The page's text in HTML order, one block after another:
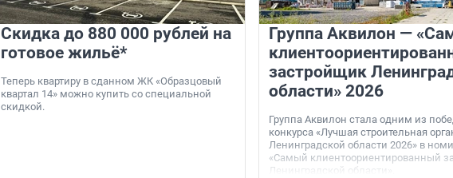
Скидка до 880 000 рублей на
готовое жильё*
Теперь квартиру в сданном ЖК «Образцовый
квартал 14» можно купить со специальной
скидкой.
Группа Аквилон —
застройщик
области» 2026
Группа Аквилон стала одним из
конкурса «Лучшая строительная
Ленинградской области 2026» в
«Самый клиентоориентированный
Ленинградской области».